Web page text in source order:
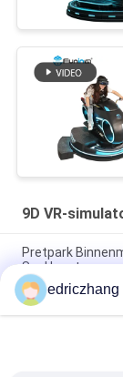
9D VR-
Pretpark
Spel loopt
VR het
met 6 Zetels9d
De interactieve
edriczhang